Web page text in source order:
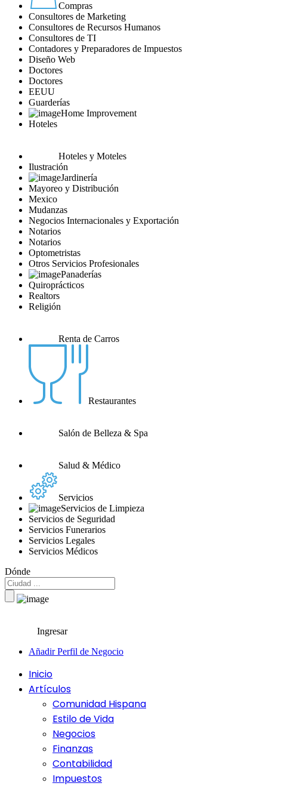
Compras
Consultores de Marketing
Consultores de Recursos Humanos
Consultores de TI
Contadores y Preparadores de Impuestos
Diseño Web
Doctores
Doctores
EEUU
Guarderías
Home Improvement
Hoteles
Hoteles y Moteles
Ilustración
Jardinería
Mayoreo y Distribución
Mexico
Mudanzas
Negocios Internacionales y Exportación
Notarios
Notarios
Optometristas
Otros Servicios Profesionales
Panaderías
Quiroprácticos
Realtors
Religión
Renta de Carros
Restaurantes
Salón de Belleza & Spa
Salud & Médico
Servicios
Servicios de Limpieza
Servicios de Seguridad
Servicios Funerarios
Servicios Legales
Servicios Médicos
Dónde
Ingresar
Añadir Perfil de Negocio
Inicio
Artículos
Comunidad Hispana
Estilo de Vida
Negocios
Finanzas
Contabilidad
Impuestos